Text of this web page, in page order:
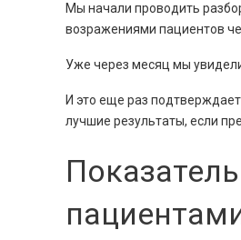
Мы начали проводить
возражениями пациентов
Уже через месяц мы
И это еще раз
лучшие результаты, если